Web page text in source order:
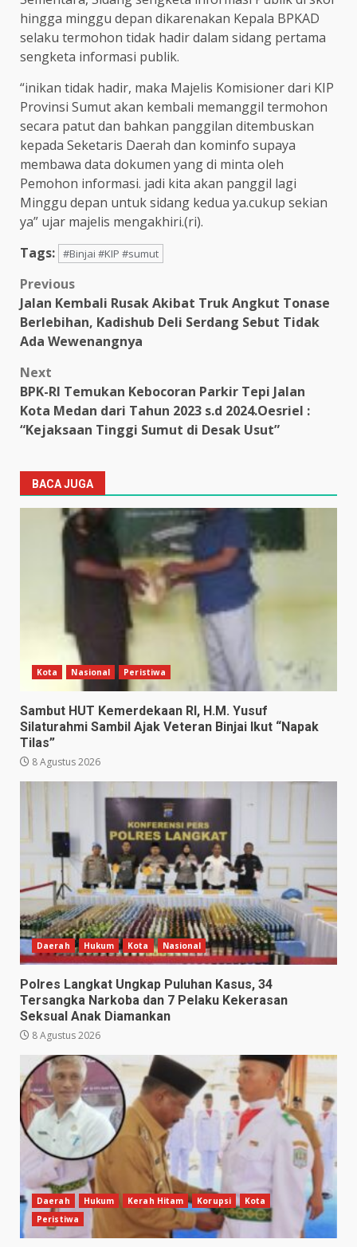
hingga minggu depan dikarenakan Kepala BPKAD
selaku termohon tidak hadir dalam sidang pertama
sengketa informasi publik.
“inikan tidak hadir, maka Majelis Komisioner dari KIP
Provinsi Sumut akan kembali memanggil termohon
secara patut dan bahkan panggilan ditembuskan
kepada Seketaris Daerah dan kominfo supaya
membawa data dokumen yang di minta oleh
Pemohon informasi. jadi kita akan panggil lagi
Minggu depan untuk sidang kedua ya.cukup sekian
ya” ujar majelis mengakhiri.(ri).
Tags: #Binjai #KIP #sumut
Post
navigation
Previous
Jalan Kembali Rusak Akibat Truk Angkut Tonase
Berlebihan, Kadishub Deli Serdang Sebut Tidak
Ada Wewenangnya
Next
BPK-RI Temukan Kebocoran Parkir Tepi Jalan
Kota Medan dari Tahun 2023 s.d 2024.Oesriel :
“Kejaksaan Tinggi Sumut di Desak Usut”
BACA JUGA
Kota Nasional Peristiwa
Sambut HUT Kemerdekaan RI, H.M. Yusuf
Silaturahmi Sambil Ajak Veteran Binjai Ikut “Napak
Tilas”
8 Agustus 2026
Daerah Hukum Kota Nasional
Polres Langkat Ungkap Puluhan Kasus, 34
Tersangka Narkoba dan 7 Pelaku Kekerasan
Seksual Anak Diamankan
8 Agustus 2026
Daerah Hukum Kerah Hitam Korupsi
Kota
Peristiwa